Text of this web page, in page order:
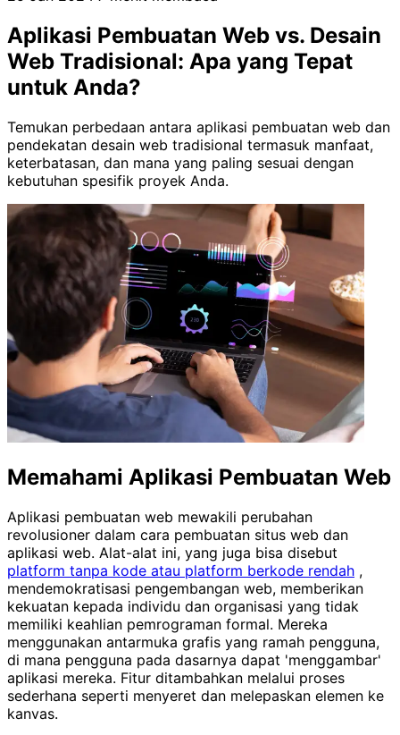
Aplikasi Pembuatan Web vs. Desain
Web Tradisional: Apa yang Tepat
untuk Anda?
Temukan perbedaan antara aplikasi pembuatan web dan
pendekatan desain web tradisional termasuk manfaat,
keterbatasan, dan mana yang paling sesuai dengan
kebutuhan spesifik proyek Anda.
Memahami Aplikasi Pembuatan Web
Aplikasi pembuatan web mewakili perubahan
revolusioner dalam cara pembuatan situs web dan
aplikasi web. Alat-alat ini, yang juga bisa disebut
platform tanpa kode atau platform berkode rendah ,
mendemokratisasi pengembangan web, memberikan
kekuatan kepada individu dan organisasi yang tidak
memiliki keahlian pemrograman formal. Mereka
menggunakan antarmuka grafis yang ramah pengguna,
di mana pengguna pada dasarnya dapat 'menggambar'
aplikasi mereka. Fitur ditambahkan melalui proses
sederhana seperti menyeret dan melepaskan elemen ke
kanvas.